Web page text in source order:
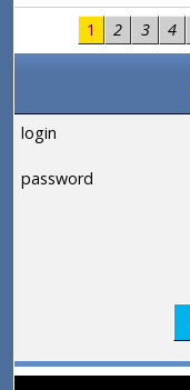
1 2 3 4
login
password